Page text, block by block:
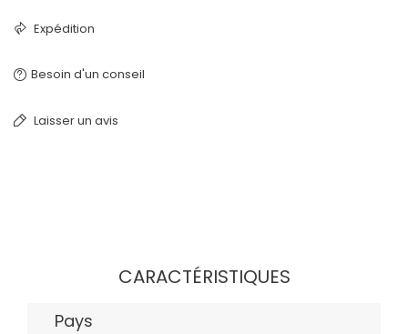
Expédition
Besoin d'un conseil
Laisser un avis
CARACTÉRISTIQUES
Pays